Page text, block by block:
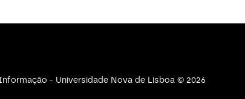
- Universidade Nova de Lisboa © 2026